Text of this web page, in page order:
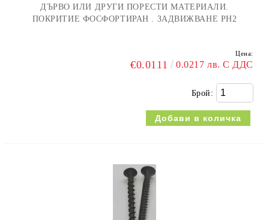
ДЪРВО ИЛИ ДРУГИ ПОРЕСТИ МАТЕРИАЛИ.
ПОКРИТИЕ ФОСФОРТИРАН . ЗАДВИЖВАНЕ PH2
Цена:
€0.0111 0.0217 лв. С ДДС
Брой: